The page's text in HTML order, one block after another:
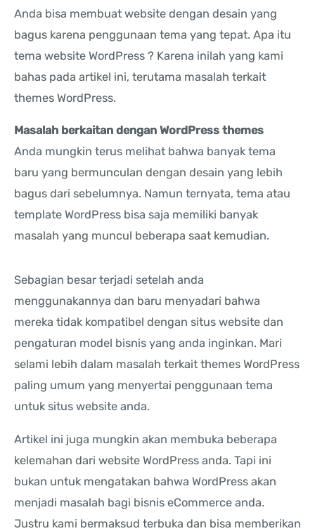
Anda bisa membuat website dengan desain yang
bagus karena penggunaan tema yang tepat. Apa itu
tema website WordPress ? Karena inilah yang kami
bahas pada artikel ini, terutama masalah terkait
themes WordPress.
Masalah berkaitan dengan WordPress themes
Anda mungkin terus melihat bahwa banyak tema
baru yang bermunculan dengan desain yang lebih
bagus dari sebelumnya. Namun ternyata, tema atau
template WordPress bisa saja memiliki banyak
masalah yang muncul beberapa saat kemudian.
Sebagian besar terjadi setelah anda
menggunakannya dan baru menyadari bahwa
mereka tidak kompatibel dengan situs website dan
pengaturan model bisnis yang anda inginkan. Mari
selami lebih dalam masalah terkait themes WordPress
paling umum yang menyertai penggunaan tema
untuk situs website anda.
Artikel ini juga mungkin akan membuka beberapa
kelemahan dari website WordPress anda. Tapi ini
bukan untuk mengatakan bahwa WordPress akan
menjadi masalah bagi bisnis eCommerce anda.
Justru kami bermaksud terbuka dan bisa memberikan